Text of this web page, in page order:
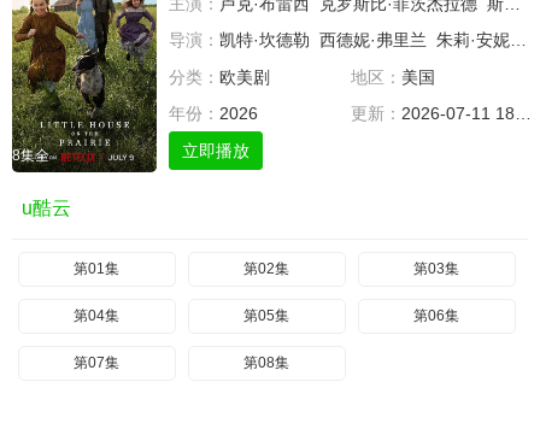
8集全
导演： 凯特·坎德勒 西德妮·弗里兰 朱莉·安妮·罗宾逊
分类： 欧美剧 地区： 美国
年份： 2026 更新： 2026-07-11 18:16
立即播放
u酷云
第01集 第02集 第03集
第04集 第05集 第06集
第07集 第08集